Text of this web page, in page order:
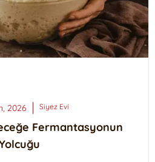
2026 Siyez Evi
Fermantasyonun